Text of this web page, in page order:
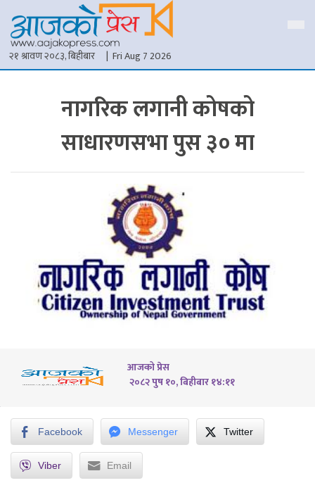
२१ श्रावण २०८३, बिहीबार | Fri Aug 7 2026
नागरिक लगानी कोषको
साधारणसभा पुस ३० मा
आजको प्रेस
२०८२ पुष १०, बिहीबार १४:११
Facebook Messenger Twitter
Viber Email